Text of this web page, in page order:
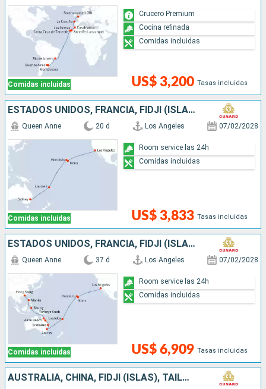
Comidas incluidas US$ 3,200 Tasas incluidas
Crucero Premium
Cocina refinada
Comidas incluidas
ESTADOS UNIDOS, FRANCIA, FIDJI (ISLAS), AUSTRALIA
Comidas incluidas
Queen Anne 20 d Los Angeles 07/02/2028
US$ 3,833 Tasas incluidas
Room service las 24h
Comidas incluidas
ESTADOS UNIDOS, FRANCIA, FIDJI (ISLAS), AUSTRALIA, INDONESIA, FILIPINAS, CHINA
Comidas incluidas
Queen Anne 37 d Los Angeles 07/02/2028
US$ 6,909 Tasas incluidas
Room service las 24h
Comidas incluidas
AUSTRALIA, CHINA, FIDJI (ISLAS), TAILANDIA, FRANCIA, FILIPINAS, SINGAPUR, INDONESIA, ESTADOS UNIDOS